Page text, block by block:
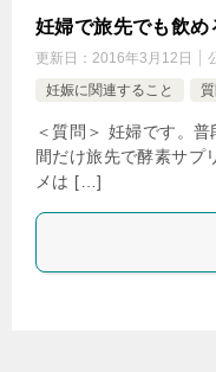
妊婦で旅先でも飲め
更新日： 2016年3月12日
妊娠に関連すること
＜質問＞ 妊婦です。
間だけ旅先で酵素サプ
メは […]